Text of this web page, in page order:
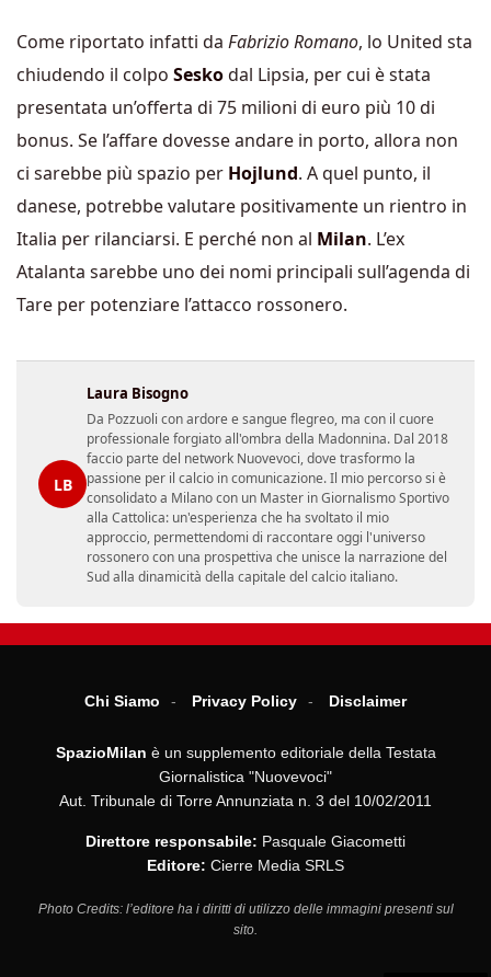
Come riportato infatti da Fabrizio Romano, lo United sta
chiudendo il colpo Seskodal Lipsia, per cui è stata
presentata un’offerta di 75 milioni di euro più 10 di
bonus. Se l’affare dovesse andare in porto, allora non
ci sarebbe più spazio per Hojlund. A quel punto, il
danese, potrebbe valutare positivamente un rientro in
Italia per rilanciarsi. E perché non al Milan. L’ex
Atalanta sarebbe uno dei nomi principali sull’agenda di
Tare per potenziare l’attacco rossonero.
LB
Laura Bisogno
Da Pozzuoli con ardore e sangue flegreo, ma con il cuore
professionale forgiato all'ombra della Madonnina. Dal 2018
faccio parte del network Nuovevoci, dove trasformo la
passione per il calcio in comunicazione. Il mio percorso si è
consolidato a Milano con un Master in Giornalismo Sportivo
alla Cattolica: un'esperienza che ha svoltato il mio
approccio, permettendomi di raccontare oggi l'universo
rossonero con una prospettiva che unisce la narrazione del
Sud alla dinamicità della capitale del calcio italiano.
Chi Siamo Privacy Policy Disclaimer
SpazioMilan è un supplemento editoriale della Testata
Giornalistica "Nuovevoci"
Aut. Tribunale di Torre Annunziata n. 3 del 10/02/2011
Direttore responsabile: Pasquale Giacometti
Editore: Cierre Media SRLS
Photo Credits: l’editore ha i diritti di utilizzo delle immagini presenti sul
sito.